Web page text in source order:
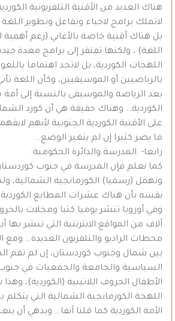
هناك العديد من الأقنية التلفزيونية
لاتملك برامج لاحياء وتفاعل وتطوير اللغة
بل هناك أقنية خاصة بالأغاني (رغم أهمية
اللغة) ، ولكنها تفتقر إلى برامج معدة
اللهجات الكوردية، بل لاتجد اهتماما
بالرياضيين أو الموسيقيين، وكأن اللغة
بعد الرياضة والموسيقى بالنسبة إلى أمة
الكوردية… وهناك حقيقة هي أن كورد
على الأقنية الكوردية الجنوبية لأنهم
ما يضر كثيرا إن لم يتغير الوضع…
رابعا- المدرسة والدائرة الحكومية:
كما نعلم فإن المدرسة في جنوب
وتهمل (رسميا) الكورمانجية الشمالية،
نفسه بأن هناك عشرات المطابع
وفي أوروبا تنشر يوميا كتبا ومجلات
آلاف من المواقع الانترنتية التي تنشر بها
محطات الراديو والتلفزيون العديدة… ومع
بين شمال وجنوب كوردستان، إن لم تقم
السياسية والجامعة والجمعيات في
الأطفال الحروف اللاتينية (الكوردية)،
الأمة الكوردية كما قلنا آنفا… وبدهي أن